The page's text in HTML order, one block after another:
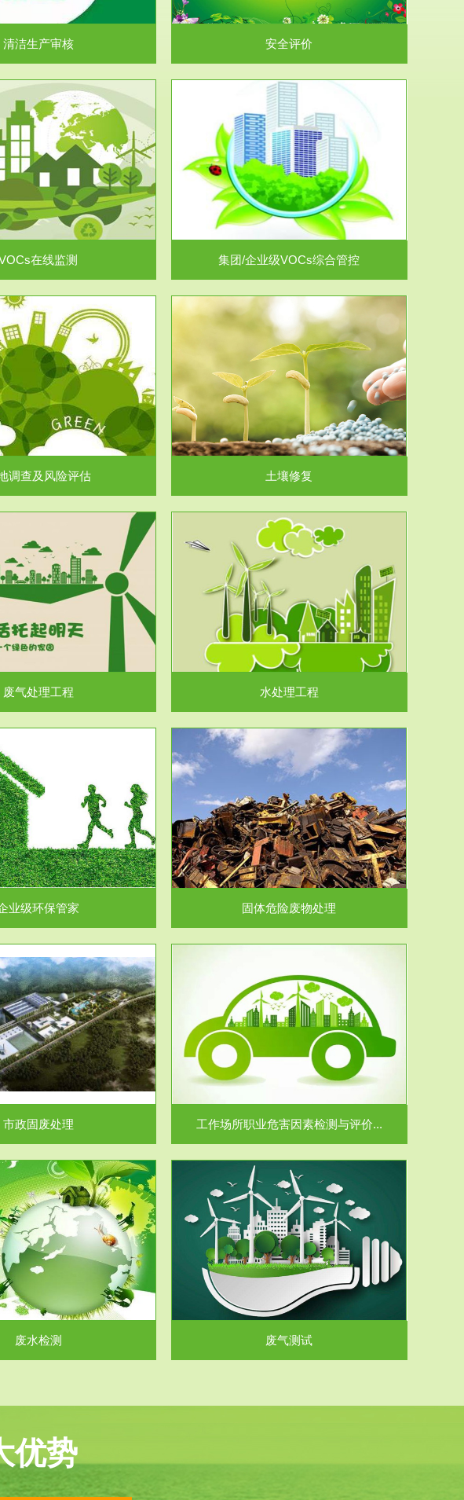
清洁生产审核
、系统、生产经营活...
安全评价
在线监测
服务范围
/企业级VOCs综合管控
控，首先就要找到排放的源头，并
测估算出排放量。企业...
集团/企业级VOCs综合管控
调查及风险评估
服务范围
土壤修复
土壤修复
废气处理工程
服务范围
水处理工程
水处理工程
业级环保管家
服务范围
固体危险废物处理
：固体废物是指人们在生产建设、
常生活和其他活动中...
固体危险废物处理
市政固废处理
服务范围
职业危害因素检测与评价...
义】：全面了解工作场所职业病危
素分布与浓（强）度...
工作场所职业危害因素检测与评价...
废水检测
服务范围
废气测试
废气检测包括有机废气和无机废
。有机废气主要包括...
废气测试
优势